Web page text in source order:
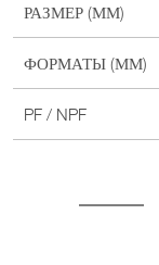
РАЗМЕР (ММ)
ФОРМАТЫ (ММ)
PF / NPF